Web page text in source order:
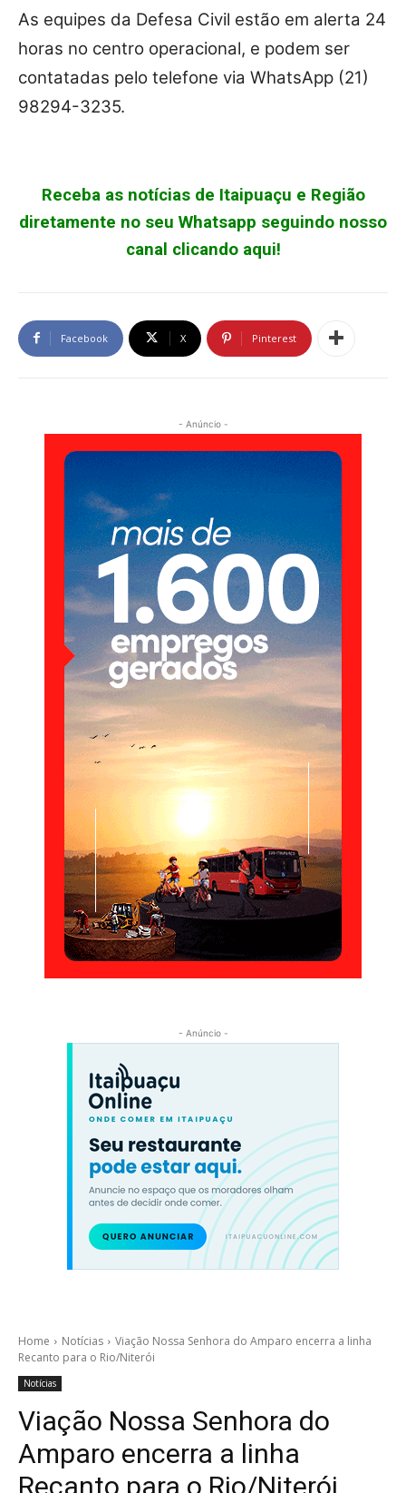
As equipes da Defesa Civil estão em alerta 24
horas no centro operacional, e podem ser
contatadas pelo telefone via WhatsApp (21)
98294-3235.
Receba as notícias de Itaipuaçu e Região
diretamente no seu Whatsapp seguindo nosso
canal clicando aqui!
Facebook X Pinterest
- Anúncio -
- Anúncio -